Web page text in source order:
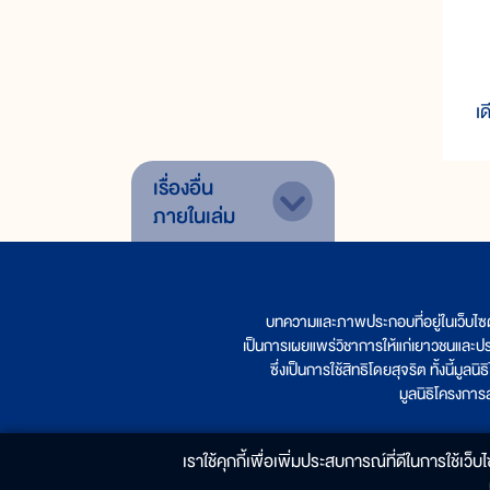
เรื่องอื่น
ภายในเล่ม
บทความและภาพประกอบที่อยู่ในเว็บ
เป็นการเผยแพร่วิชาการให้แก่เยาวชนแล
ซึ่งเป็นการใช้สิทธิโดยสุจริต ทั้งนี้มูลนิ
มูลนิธิโครงกา
เราใช้คุกกี้เพื่อเพิ่มประสบการณ์ที่ดีในการใช้เว็บ